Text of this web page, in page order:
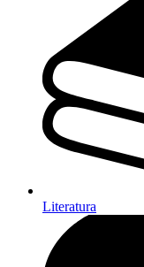
Literatura